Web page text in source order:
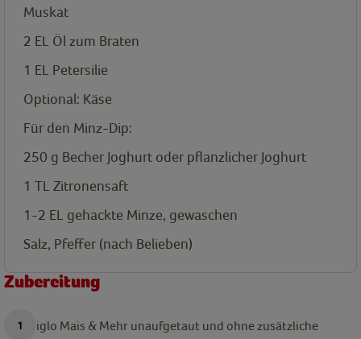
Muskat
2 EL Öl zum Braten
1 EL Petersilie
Optional: Käse
Für den Minz-Dip:
250 g Becher Joghurt oder pflanzlicher Joghurt
1 TL Zitronensaft
1-2 EL gehackte Minze, gewaschen
Salz, Pfeffer (nach Belieben)
Zubereitung
iglo Mais & Mehr unaufgetaut und ohne zusätzliche